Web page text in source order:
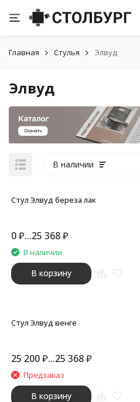
Главная Стулья Элвуд
Элвуд
В наличии
Стул Элвуд береза лак
0₽...25 368₽
В наличии
В корзину
Стул Элвуд венге
25 200₽...25 368₽
Предзаказ
В корзину